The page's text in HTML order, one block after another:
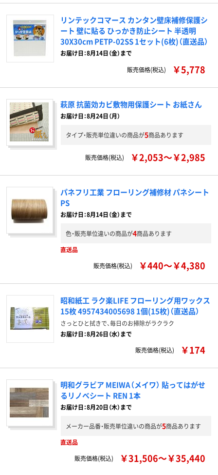
リンテックコマース カンタン壁床補修保護シ
ート 壁に貼る ひっかき防止シート 半透明
30X30cm PETP-02SS 1セット(6枚)（直送品）
お届け日：8月14日（金）まで
販売価格(税込)
￥5,778
萩原 抗菌効カビ敷物用保護シート お紙さん
お届け日：8月24日（月）
タイプ・販売単位違いの商品が5商品あります
販売価格(税込) ￥2,053～￥2,985
パネフリ工業 フローリング補修材 パネシート
PS
お届け日：8月14日（金）まで
色・販売単位違いの商品が4商品あります
直送品
販売価格(税込)
￥440～￥4,380
昭和紙工 ラク楽LIFE フローリング用ワックス
15枚 4957434005698 1個(15枚)（直送品）
さっとひと拭きで、毎日のお掃除がラクラク
お届け日：8月26日（水）まで
販売価格(税込)
￥174
明和グラビア MEIWA（メイワ） 貼ってはがせ
るリノベシート REN 1本
お届け日：8月20日（木）まで
メーカー品番・販売単位違いの商品が5商品あります
直送品
販売価格(税込)
￥31,506～￥35,440